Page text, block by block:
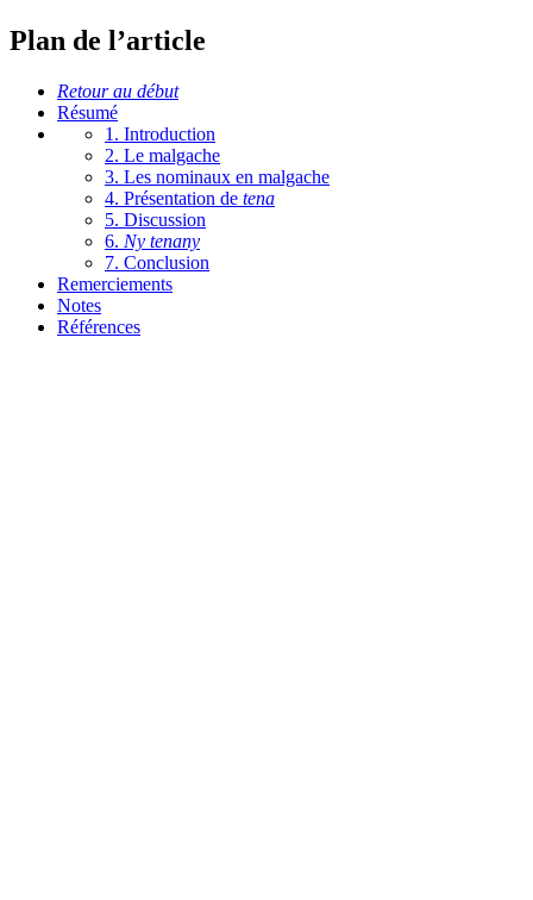
Plan de l’article
Retour au début
Résumé
1. Introduction
2. Le malgache
3. Les nominaux en malgache
4. Présentation de tena
5. Discussion
6. Ny tenany
7. Conclusion
Remerciements
Notes
Références